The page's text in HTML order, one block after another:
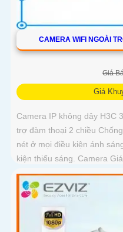
CAMERA WIFI NGOÀI
Giá
Giá
Camera IP không dây H3C
trợ đàm thoại 2 chiều
nét ở mọi điều kiện ánh
kiện thiếu sáng. Camera
Color siêu sáng, đẹp